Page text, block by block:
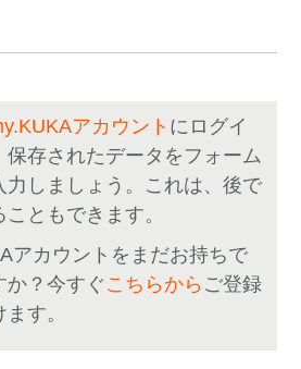
アカウント にログイ
保存されたデータをフォーム
力しましょう。これは、後で
ともできます。
アカウントをまだお持ちで
か？今すぐこちらから ご登録
す。